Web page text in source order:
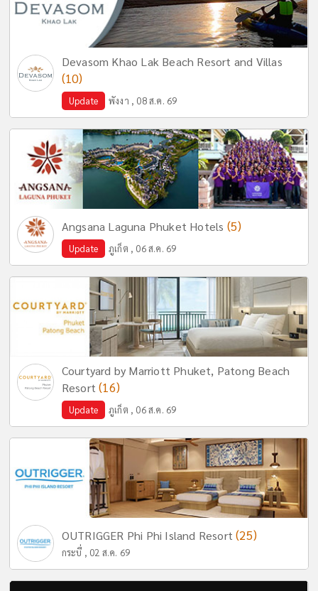
Devasom Khao Lak Beach Resort and Villas
(10)
Update พังงา , 08 ส.ค. 69
Angsana Laguna Phuket Hotels (5)
Update ภูเก็ต , 06 ส.ค. 69
Courtyard by Marriott Phuket, Patong Beach
Resort(16)
Update ภูเก็ต , 06 ส.ค. 69
OUTRIGGER Phi Phi Island Resort(25)
กระบี่ , 02 ส.ค. 69